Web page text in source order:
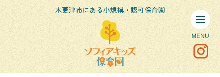
木更津市にある小規模・認可保育園